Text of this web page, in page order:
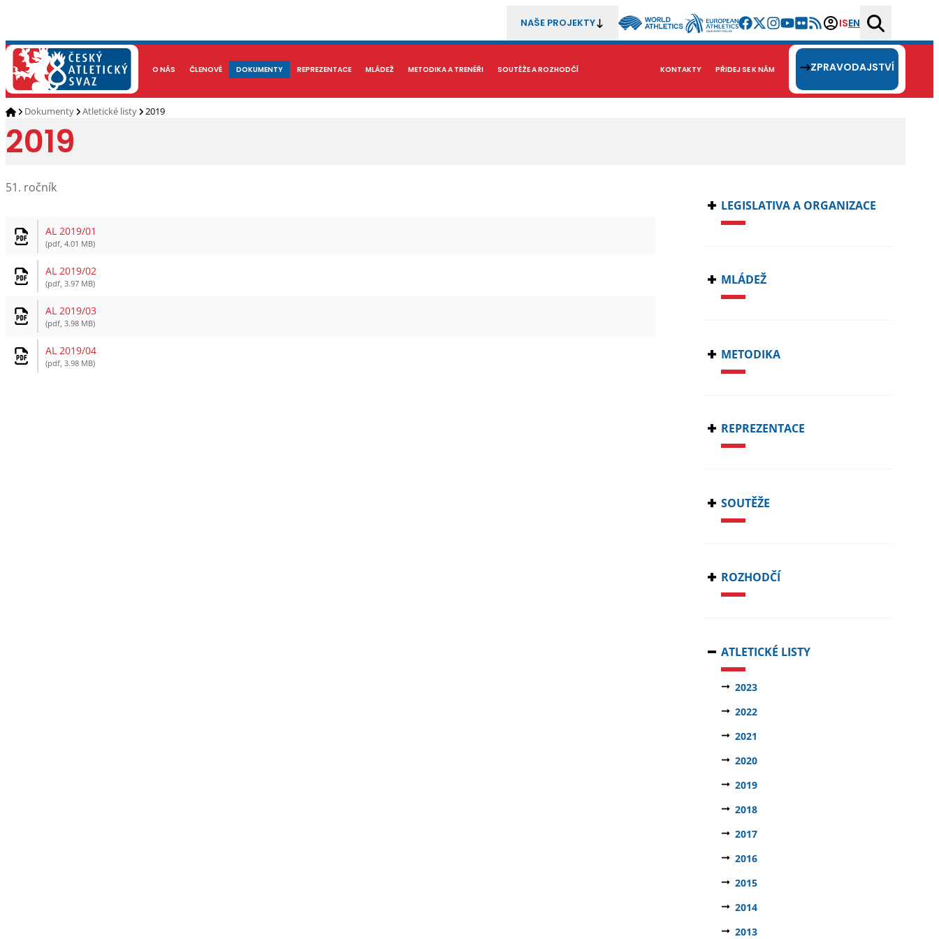
NAŠE PROJEKTY ISEN
NOVINKY KALENDÁŘ AKCÍ ATLETI MÉDIA
O NÁS ČLENOVÉ DOKUMENTY REPREZENTACE MLÁDEŽ METODIKA A TRENÉŘI SOUTĚŽE A ROZHODČÍ KONTAKTY PŘIDEJ SE K NÁM ZPRAVODAJSTVÍ
Dokumenty Atletické listy 2019
2019
LEGISLATIVA A ORGANIZACE
MLÁDEŽ
METODIKA
REPREZENTACE
SOUTĚŽE
ROZHODČÍ
ATLETICKÉ LISTY
2023
2022
2021
2020
2019
2018
2017
2016
2015
2014
2013
51. ročník
AL 2019/01
(pdf, 4.01 MB)
AL 2019/02
(pdf, 3.97 MB)
AL 2019/03
(pdf, 3.98 MB)
AL 2019/04
(pdf, 3.98 MB)